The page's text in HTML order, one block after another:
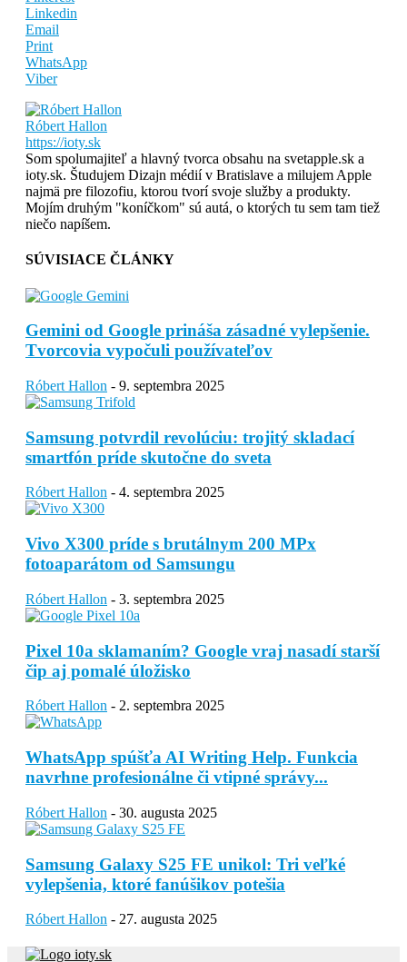
Linkedin
Email
Print
WhatsApp
Viber
Róbert Hallon
https://ioty.sk
Som spolumajiteľ a hlavný tvorca obsahu na svetapple.sk a
ioty.sk. Študujem Dizajn médií v Bratislave a milujem Apple
najmä pre filozofiu, ktorou tvorí svoje služby a produkty.
Mojím druhým "koníčkom" sú autá, o ktorých tu sem tam tiež
niečo napíšem.
SÚVISIACE ČLÁNKY
Gemini od Google prináša zásadné vylepšenie.
Tvorcovia vypočuli používateľov
Róbert Hallon - 9. septembra 2025
Samsung potvrdil revolúciu: trojitý skladací
smartfón príde skutočne do sveta
Róbert Hallon - 4. septembra 2025
Vivo X300 príde s brutálnym 200 MPx
fotoaparátom od Samsungu
Róbert Hallon - 3. septembra 2025
Pixel 10a sklamaním? Google vraj nasadí starší
čip aj pomalé úložisko
Róbert Hallon - 2. septembra 2025
WhatsApp spúšťa AI Writing Help. Funkcia
navrhne profesionálne či vtipné správy...
Róbert Hallon - 30. augusta 2025
Samsung Galaxy S25 FE unikol: Tri veľké
vylepšenia, ktoré fanúšikov potešia
Róbert Hallon - 27. augusta 2025